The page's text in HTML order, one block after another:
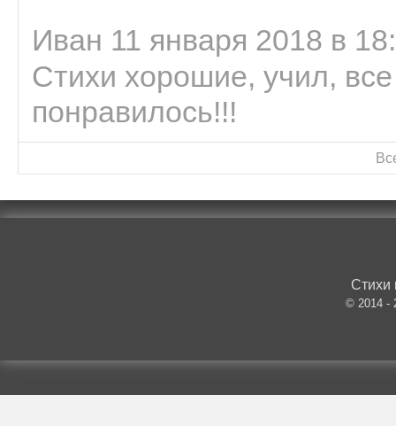
Иван 11 января 2018 в
Стихи хорошие, учил,
понравилось!!!
Стихи
© 2014 -